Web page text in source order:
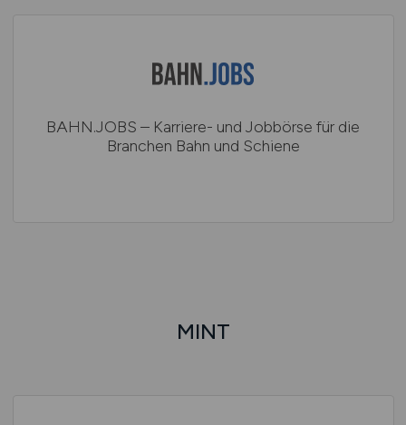
BAHN.JOBS – Karriere- und Jobbörse für die
Branchen Bahn und Schiene
MINT